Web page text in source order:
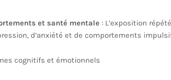
et santé mentale: L’exposition
d’anxiété et de comportements
cognitifs et émotionnels